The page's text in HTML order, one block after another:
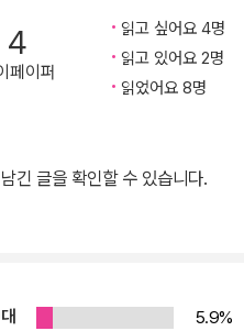
4
페이퍼
읽고 싶어요 4명
읽고 있어요 2명
읽었어요 8명
긴 글을 확인할 수 있습니다.
5.9%